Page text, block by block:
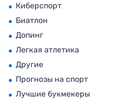
Киберспорт
Биатлон
Допинг
Легкая атлетика
Другие
Прогнозы на спорт
Лучшие букмекеры